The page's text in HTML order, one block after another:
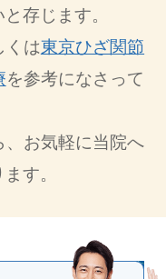
存じます。
くは東京ひざ関節
を参考になさって
、お気軽に当院へ
す。